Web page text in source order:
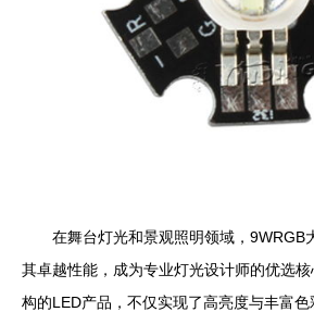
在舞台灯光和景观照明领域，9WRGB
其卓越性能，成为专业灯光设计师的优选
构的LED产品，不仅实现了高亮度与丰富